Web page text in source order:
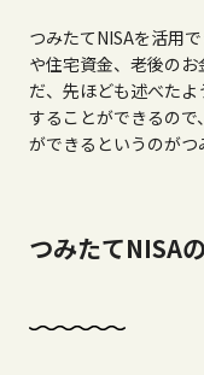
つみたてNISAを活用
や住宅資金、老後の
だ、先ほども述べた
することができるの
ができるというのがつ
つみたてNISA